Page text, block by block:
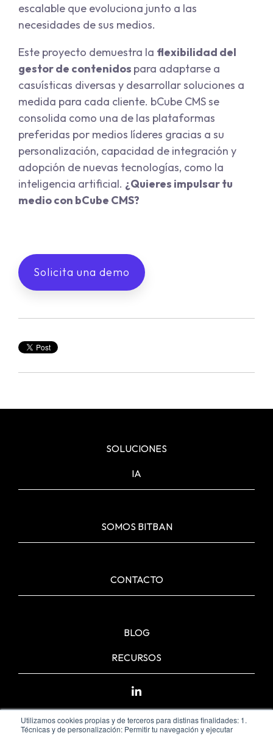
Utilizamos cookies propias y de terceros para distinas finalidades: 1.
Técnicas y de personalización: Permitir tu navegación y ejecutar
escalable que evoluciona junto a las
necesidades de sus medios.
Este proyecto demuestra la flexibilidad del
gestor de contenidos para adaptarse a
casuísticas diversas y desarrollar soluciones a
medida para cada cliente. bCube CMS se
consolida como una de las plataformas
preferidas por medios líderes gracias a su
personalización, capacidad de integración y
adopción de nuevas tecnologías, como la
inteligencia artificial. ¿Quieres impulsar tu
medio con bCube CMS?
Solicita una demo
SOLUCIONES
IA
SOMOS BITBAN
CONTACTO
BLOG
RECURSOS